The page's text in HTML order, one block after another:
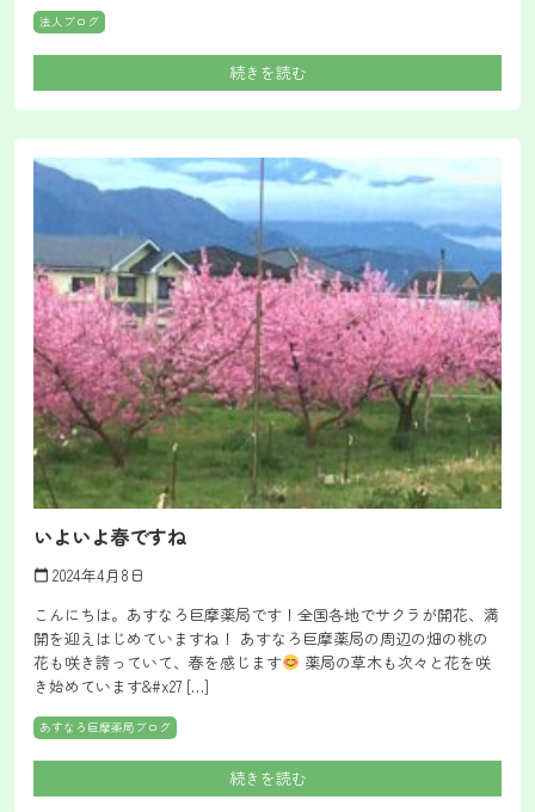
法人ブログ
続きを読む
いよいよ春ですね
calendar_today 2024年4月8日
こんにちは。あすなろ巨摩薬局です！全国各地でサクラが開花、満
開を迎えはじめていますね！ あすなろ巨摩薬局の周辺の畑の桃の
花も咲き誇っていて、春を感じます
薬局の草木も次々と花を咲
き始めています&#x27 […]
あすなろ巨摩薬局ブログ
続きを読む